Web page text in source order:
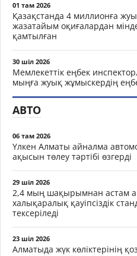
01 там 2026
Қазақстанда 4 миллионға
жазатайым оқиғалардан
қамтылған
30 шіл 2026
Мемлекеттік еңбек
мыңға жуық жұмыскердің
АВТО
06 там 2026
Үлкен Алматы айналма
ақысын төлеу тәртібі өзгерді
29 шіл 2026
2,4 мың шақырымнан астам
халықаралық қауіпсіздік
тексеріледі
23 шіл 2026
Алматыда жүк көліктерінің